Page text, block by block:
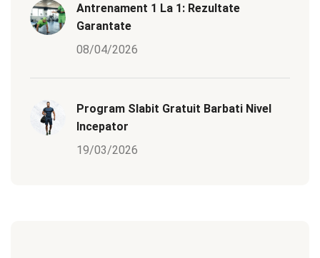
Antrenament 1 La 1: Rezultate
Garantate
08/04/2026
Program Slabit Gratuit Barbati Nivel
Incepator
19/03/2026